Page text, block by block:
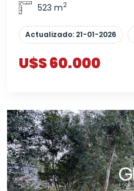
523 m2
Actualizado: 21-01-2026
U$S 60.000